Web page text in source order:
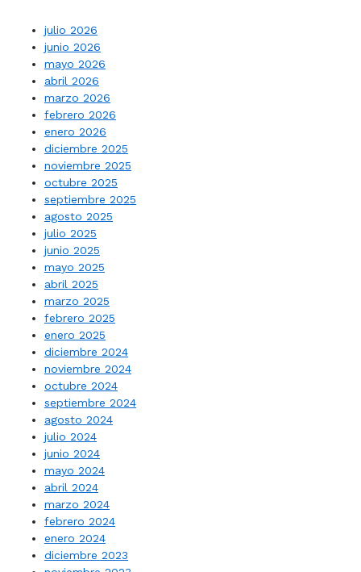
julio 2026
junio 2026
mayo 2026
abril 2026
marzo 2026
febrero 2026
enero 2026
diciembre 2025
noviembre 2025
octubre 2025
septiembre 2025
agosto 2025
julio 2025
junio 2025
mayo 2025
abril 2025
marzo 2025
febrero 2025
enero 2025
diciembre 2024
noviembre 2024
octubre 2024
septiembre 2024
agosto 2024
julio 2024
junio 2024
mayo 2024
abril 2024
marzo 2024
febrero 2024
enero 2024
diciembre 2023